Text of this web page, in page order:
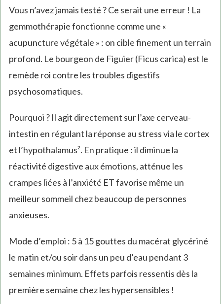
Vous n’avez jamais testé ? Ce serait une erreur ! La
gemmothérapie fonctionne comme une «
acupuncture végétale » : on cible finement un terrain
profond. Le bourgeon de Figuier (Ficus carica) est le
remède roi contre les troubles digestifs
psychosomatiques.
Pourquoi ? Il agit directement sur l’axe cerveau-
intestin en régulant la réponse au stress via le cortex
et l’hypothalamus². En pratique : il diminue la
réactivité digestive aux émotions, atténue les
crampes liées à l’anxiété ET favorise même un
meilleur sommeil chez beaucoup de personnes
anxieuses.
Mode d’emploi : 5 à 15 gouttes du macérat glycériné
le matin et/ou soir dans un peu d’eau pendant 3
semaines minimum. Effets parfois ressentis dès la
première semaine chez les hypersensibles !